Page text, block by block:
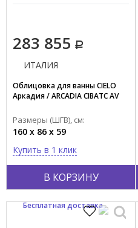
283 855
В КОРЗИНУ
ИТАЛИЯ
Облицовка для ванны CIELO
Аркадия / ARCADIA CIBATC AV
Размеры (ШГВ), см:
160 x 86 x 59
Купить в 1 клик
Бесплатная доставка